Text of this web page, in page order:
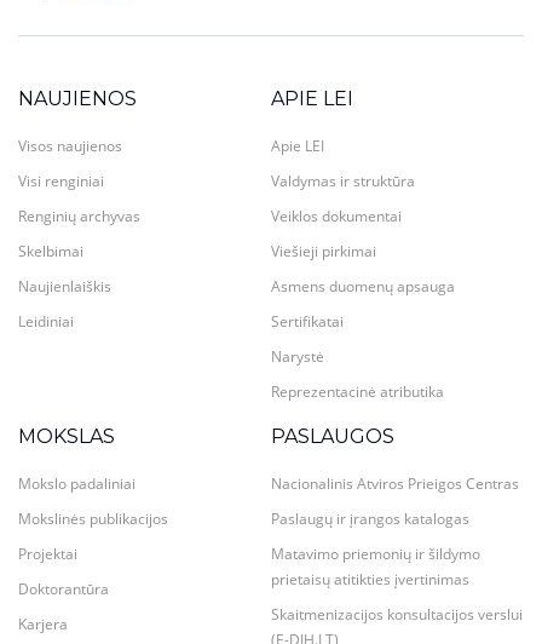
NAUJIENOS
Visos naujienos
Visi renginiai
Renginių archyvas
Skelbimai
Naujienlaiškis
Leidiniai
APIE LEI
Apie LEI
Valdymas ir struktūra
Veiklos dokumentai
Viešieji pirkimai
Asmens duomenų apsauga
Sertifikatai
Narystė
Reprezentacinė atributika
MOKSLAS
Mokslo padaliniai
Mokslinės publikacijos
Projektai
Doktorantūra
Karjera
PASLAUGOS
Nacionalinis Atviros Prieigos Centras
Paslaugų ir įrangos katalogas
Matavimo priemonių ir šildymo
prietaisų atitikties įvertinimas
Skaitmenizacijos konsultacijos verslui